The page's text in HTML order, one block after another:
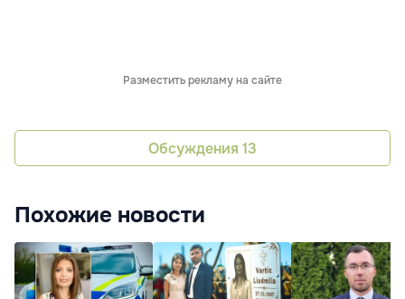
Разместить рекламу на сайте
Обсуждения 13
Похожие новости